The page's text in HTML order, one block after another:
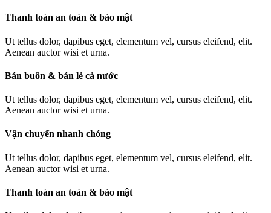
Thanh toán an toàn & bảo mật
Ut tellus dolor, dapibus eget, elementum vel, cursus eleifend, elit.
Aenean auctor wisi et urna.
Bán buôn & bán lẻ cả nước
Ut tellus dolor, dapibus eget, elementum vel, cursus eleifend, elit.
Aenean auctor wisi et urna.
Vận chuyển nhanh chóng
Ut tellus dolor, dapibus eget, elementum vel, cursus eleifend, elit.
Aenean auctor wisi et urna.
Thanh toán an toàn & bảo mật